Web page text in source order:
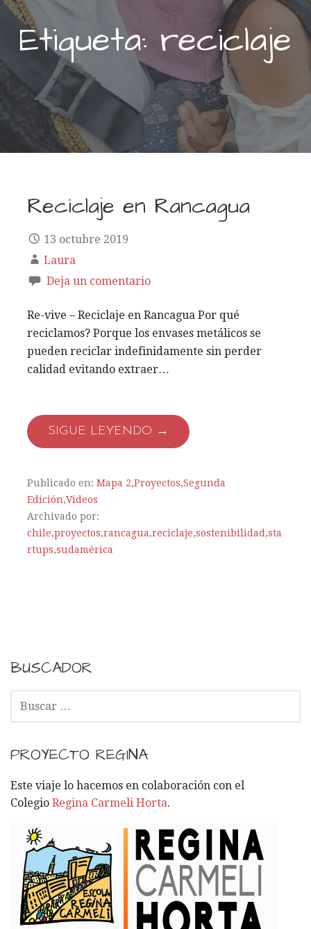
Etiqueta: reciclaje
Reciclaje en Rancagua
13 octubre 2019
Laura
Deja un comentario
Re-vive – Reciclaje en Rancagua Por qué
reciclamos? Porque los envases metálicos se
pueden reciclar indefinidamente sin perder
calidad evitando extraer…
SIGUE LEYENDO →
Publicado en: Mapa 2,Proyectos,Segunda
Edición,Videos
Archivado por:
chile,proyectos,rancagua,reciclaje,sostenibilidad ,sta
rtups,sudamérica
BUSCADOR
C
R
:
PROYECTO REGINA
Este viaje lo hacemos en colaboración con el
Colegio Regina Carmeli Horta.